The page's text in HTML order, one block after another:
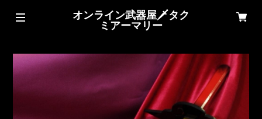
オンライン武器屋🗡タク
ミアーマリー